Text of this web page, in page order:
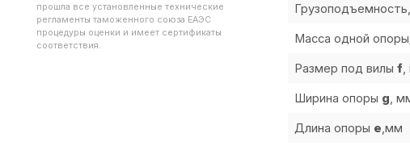
Масса одной
Размер под вилы f,
Ширина опоры g,
Длина опоры e,мм
прошла все установленные технические
регламенты таможенного союза ЕАЭС
процедуры оценки и имеет сертификаты
соответствия.